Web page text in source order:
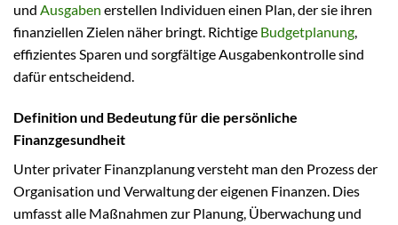
und Ausgaben erstellen Individuen einen Plan, der sie ihren
finanziellen Zielen näher bringt. Richtige Budgetplanung,
effizientes Sparen und sorgfältige Ausgabenkontrolle sind
dafür entscheidend.
Definition und Bedeutung für die persönliche
Finanzgesundheit
Unter privater Finanzplanung versteht man den Prozess der
Organisation und Verwaltung der eigenen Finanzen. Dies
umfasst alle Maßnahmen zur Planung, Überwachung und